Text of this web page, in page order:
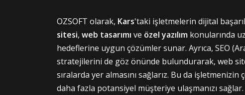
OZSOFT olarak, Kars'taki işletmelerin dijital
sitesi, web tasarımı ve özel yazılım konularında
hedeflerine uygun çözümler sunar. Ayrıca, SEO
stratejilerini de göz önünde bulundurarak, web
sıralarda yer almasını sağlarız. Bu da
daha fazla potansiyel müşteriye ulaşmanızı